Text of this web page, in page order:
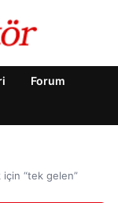
Forum
için “tek gelen”